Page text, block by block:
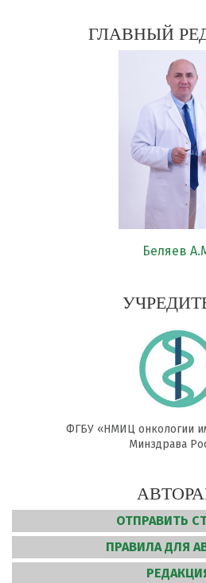
ГЛАВНЫЙ
Беляев
ФГБУ «НМИЦ онкологии
Минздрава
ОТПРАВИТЬ
ПРАВИЛА ДЛЯ